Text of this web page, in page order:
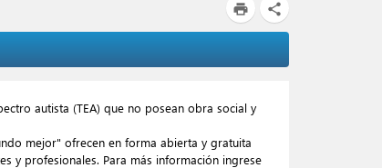
print share
autista (TEA) que no posean obra social y
mejor" ofrecen en forma abierta y gratuita
y profesionales. Para más información ingrese